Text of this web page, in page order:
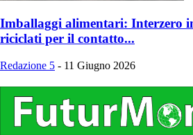
Imballaggi alimentari: Interzero
riciclati per il contatto...
Redazione 5 - 11 Giugno 2026